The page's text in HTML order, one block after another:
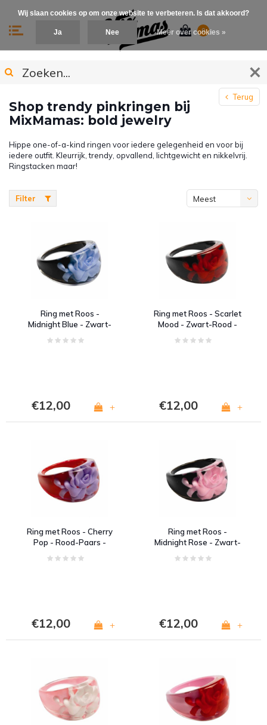
0
Terug
Shop trendy pinkringen bij
MixMamas: bold jewelry
Hippe one-of-a-kind ringen voor iedere gelegenheid en voor bij
iedere outfit. Kleurrijk, trendy, opvallend, lichtgewicht en nikkelvrij.
Ringstacken maar!
Filter
Meest
Ring met Roos -
Midnight Blue - Zwart-
€12,00 +
Ring met Roos - Scarlet
Mood - Zwart-Rood -
€12,00 +
Ring met Roos - Cherry
Pop - Rood-Paars -
€12,00 +
Ring met Roos -
Midnight Rose - Zwart-
€12,00 +
Wij slaan cookies op om onze website te verbeteren. Is dat akkoord?
Ja Nee Meer over cookies »